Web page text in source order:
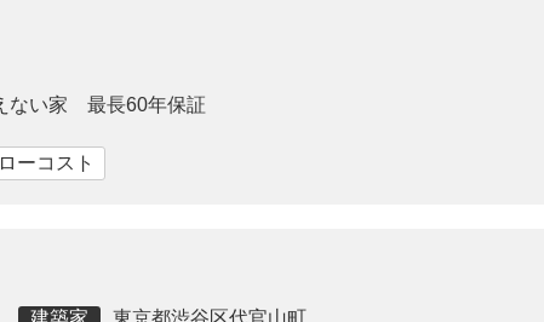
ない家 最長60年保証
ーコスト
建築家 東京都渋谷区代官山町